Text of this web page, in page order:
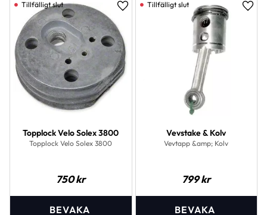
Topplock Velo Solex 3800
Topplock Velo Solex 3800
750kr
Lägg till i favoriter
Vevstake & Kolv
Vevtapp &amp; Kolv
799kr